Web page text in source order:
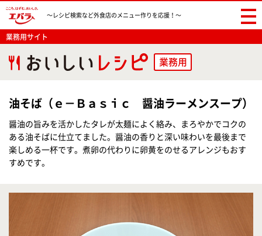
〜レシピ検索など外食店のメニュー作りを応援！〜
業務用サイト
業務用
油そば（ｅ－Ｂａｓｉｃ 醤油ラーメンスープ）
醤油の旨みを活かしたタレが太麺によく絡み、まろやかでコクの
ある油そばに仕立てました。醤油の香りと深い味わいを最後まで
楽しめる一杯です。煮卵の代わりに卵黄をのせるアレンジもおす
すめです。